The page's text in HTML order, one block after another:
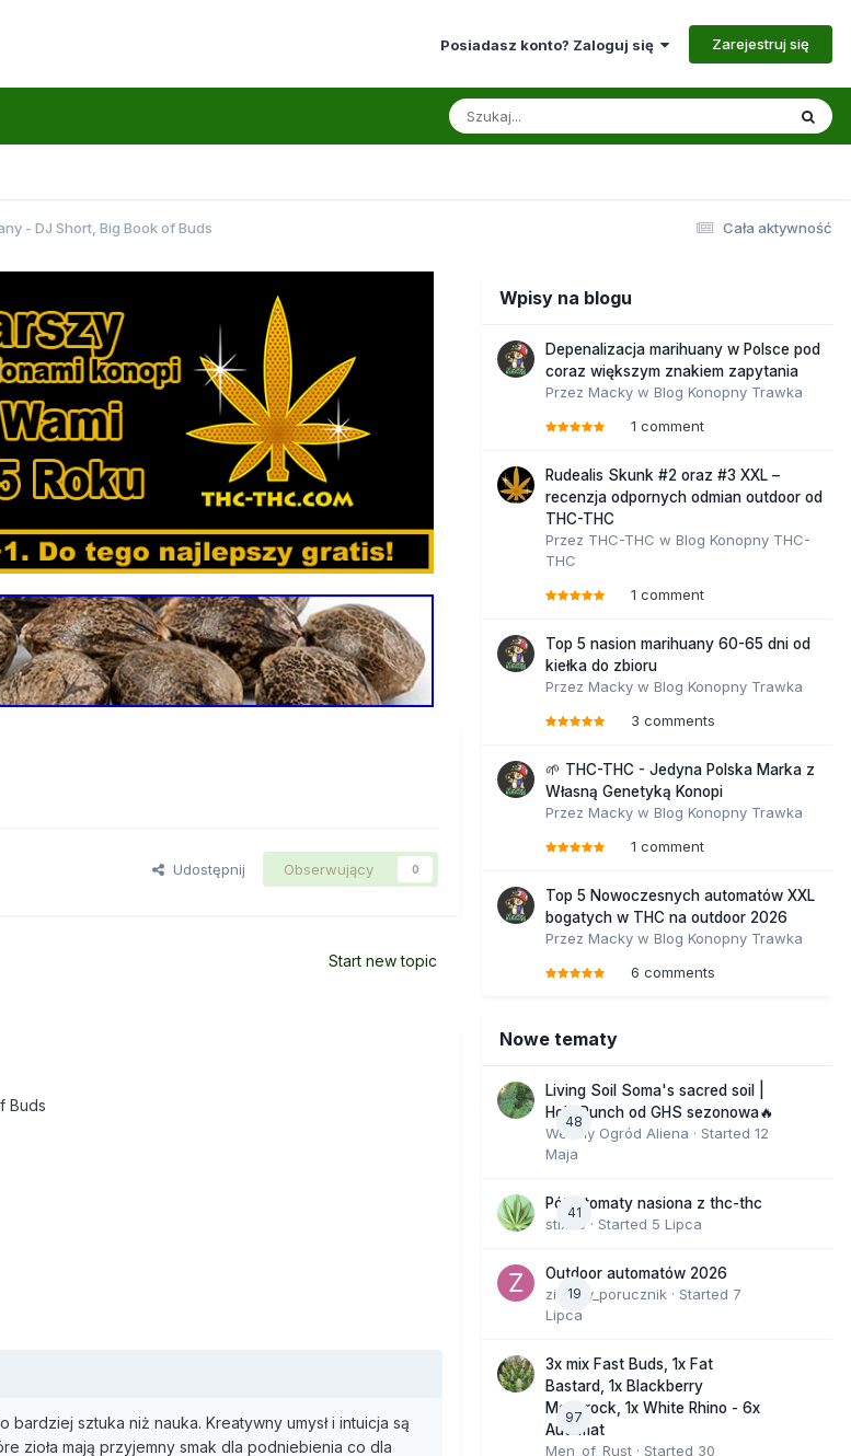
Posiadasz konto? Zaloguj się Zarejestruj się
Cała aktywność
- DJ Short, Big Book of Buds
Udostępnij Obserwujący 0
Start new topic
Buds
sztuka niż nauka. Kreatywny umysł i intuicja są
zioła mają przyjemny smak dla podniebienia co dla
Wpisy na blogu
Depenalizacja marihuany w Polsce pod
coraz większym znakiem zapytania
Przez Macky w Blog Konopny Trawka
1 comment
Rudealis Skunk #2 oraz #3 XXL –
recenzja odpornych odmian outdoor od
THC-THC
Przez THC-THC w Blog Konopny THC-
THC
1 comment
Top 5 nasion marihuany 60-65 dni od
kiełka do zbioru
Przez Macky w Blog Konopny Trawka
3 comments
🌱 THC-THC - Jedyna Polska Marka z
Własną Genetyką Konopi
Przez Macky w Blog Konopny Trawka
1 comment
Top 5 Nowoczesnych automatów XXL
bogatych w THC na outdoor 2026
Przez Macky w Blog Konopny Trawka
6 comments
Nowe tematy
48
Living Soil Soma's sacred soil |
Holy Punch od GHS sezonowa🔥
Wesoły Ogród Aliena · Started 12
Maja
41
Półautomaty nasiona z thc-thc
stix33 · Started 5 Lipca
19
Outdoor automatów 2026
zielony_porucznik · Started 7
Lipca
97
3x mix Fast Buds, 1x Fat
Bastard, 1x Blackberry
Moonrock, 1x White Rhino - 6x
Automat
Men_of_Rust · Started 30